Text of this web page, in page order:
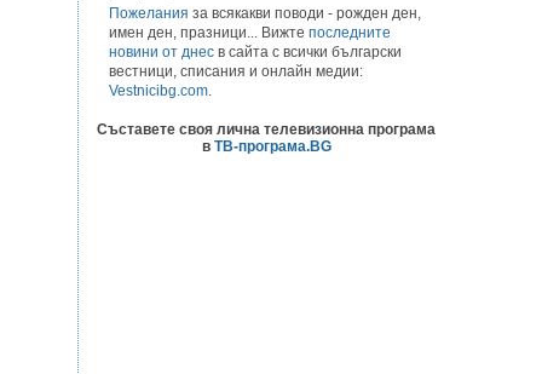
Пожелания за всякакви поводи - рожден ден,
имен ден, празници... Вижте последните
новини от днес в сайта с всички български
вестници, списания и онлайн медии:
Vestnicibg.com.
Съставете своя лична телевизионна програма
в ТВ-програма.BG